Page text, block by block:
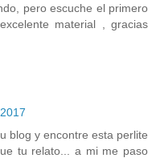
pero escuche el primero
material , gracias
blog y encontre esta perlite
tu relato... a mi me paso